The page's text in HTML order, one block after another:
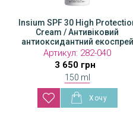
Insium SPF 30 High
Cream / Антивіковий
антиоксидантний екоспрей
Артикул: 282-040
3 650 грн
150 ml